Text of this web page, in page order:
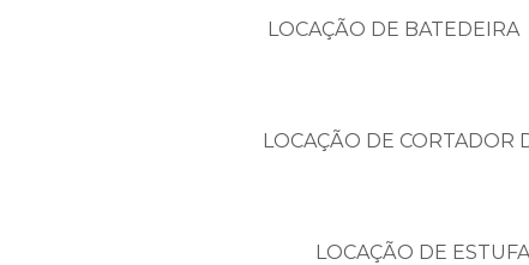
LOCAÇÃO DE BATEDEIRA
LOCAÇÃO DE CORTADOR
LOCAÇÃO DE